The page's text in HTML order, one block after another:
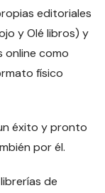
editoriales
y Olé libros) y
online como
físico
éxito y pronto
por él.
de